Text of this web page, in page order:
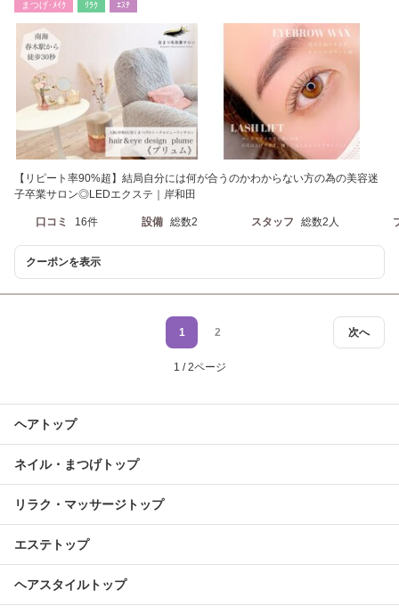
まつげ･ﾒｲｸ ﾘﾗｸ ｴｽﾃ
【リピート率90%超】結局自分には何が合うのかわからない方の為の美容迷
子卒業サロン◎LEDエクステ｜岸和田
口コミ 16件 設備 総数2 スタッフ 総数2人
クーポンを表示
次へ
1 2
1 / 2ページ
ヘアトップ
ネイル・まつげトップ
リラク・マッサージトップ
エステトップ
ヘアスタイルトップ